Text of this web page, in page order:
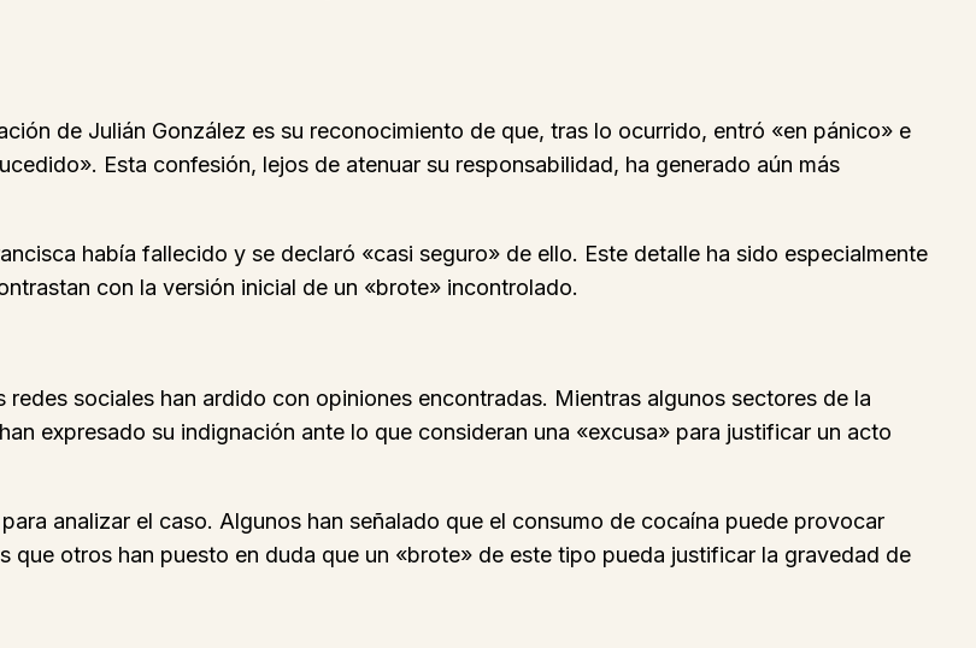
de Julián González es su reconocimiento de que, tras lo ocurrido, entró «en pánico» e
Esta confesión, lejos de atenuar su responsabilidad, ha generado aún más
había fallecido y se declaró «casi seguro» de ello. Este detalle ha sido especialmente
con la versión inicial de un «brote» incontrolado.
sociales han ardido con opiniones encontradas. Mientras algunos sectores de la
expresado su indignación ante lo que consideran una «excusa» para justificar un acto
analizar el caso. Algunos han señalado que el consumo de cocaína puede provocar
que otros han puesto en duda que un «brote» de este tipo pueda justificar la gravedad de